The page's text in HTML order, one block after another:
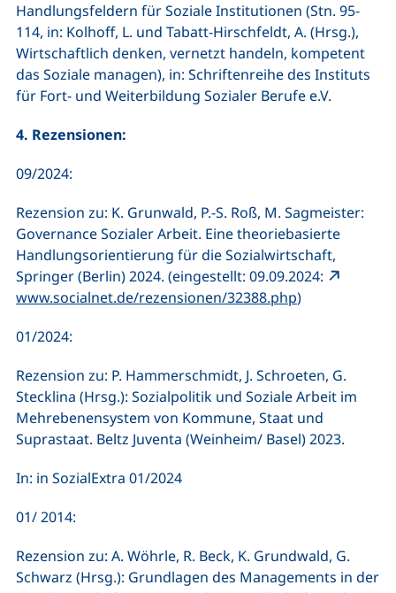
Handlungsfeldern für Soziale Institutionen (Stn. 95-
114, in: Kolhoff, L. und Tabatt-Hirschfeldt, A. (Hrsg.),
Wirtschaftlich denken, vernetzt handeln, kompetent
das Soziale managen), in: Schriftenreihe des Instituts
für Fort- und Weiterbildung Sozialer Berufe e.V.
4. Rezensionen:
09/2024:
Rezension zu: K. Grunwald, P.-S. Roß, M. Sagmeister:
Governance Sozialer Arbeit. Eine theoriebasierte
Handlungsorientierung für die Sozialwirtschaft,
Springer (Berlin) 2024. (eingestellt: 09.09.2024:
www.socialnet.de/rezensionen/32388.php)
01/2024:
Rezension zu: P. Hammerschmidt, J. Schroeten, G.
Stecklina (Hrsg.): Sozialpolitik und Soziale Arbeit im
Mehrebenensystem von Kommune, Staat und
Suprastaat. Beltz Juventa (Weinheim/ Basel) 2023.
In: in SozialExtra 01/2024
01/ 2014:
Rezension zu: A. Wöhrle, R. Beck, K. Grundwald, G.
Schwarz (Hrsg.): Grundlagen des Managements in der